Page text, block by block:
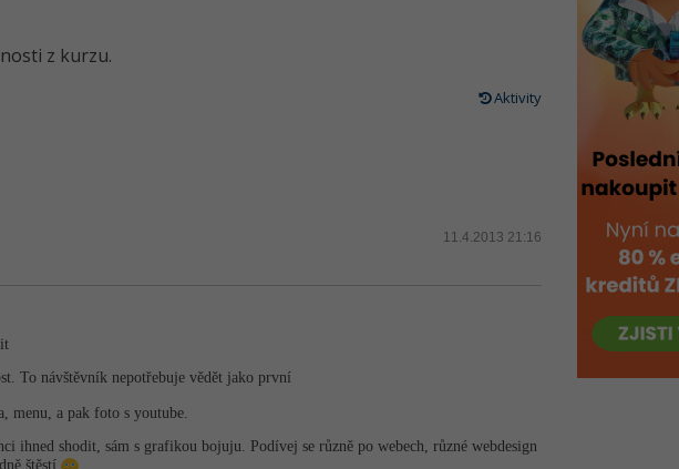
z kurzu.
Aktivity
11.4.2013 21:16
To návštěvník nepotřebuje vědět jako první
menu, a pak foto s youtube.
ihned shodit, sám s grafikou bojuju. Podívej se různě po webech, různé webdesign
štěstí